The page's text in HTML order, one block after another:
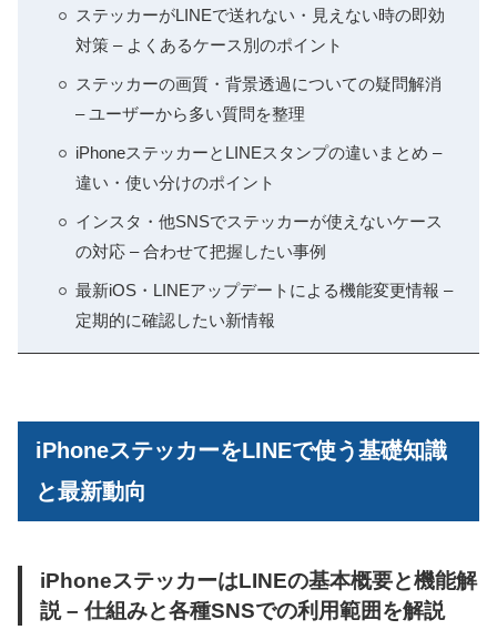
ステッカーがLINEで送れない・見えない時の即効
対策 – よくあるケース別のポイント
ステッカーの画質・背景透過についての疑問解消
– ユーザーから多い質問を整理
iPhoneステッカーとLINEスタンプの違いまとめ –
違い・使い分けのポイント
インスタ・他SNSでステッカーが使えないケース
の対応 – 合わせて把握したい事例
最新iOS・LINEアップデートによる機能変更情報 –
定期的に確認したい新情報
iPhoneステッカーをLINEで使う基礎知識
と最新動向
iPhoneステッカーはLINEの基本概要と機能解
説 – 仕組みと各種SNSでの利用範囲を解説